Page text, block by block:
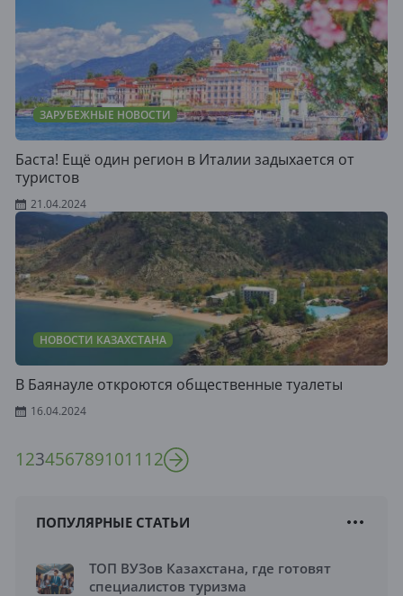
ЗАРУБЕЖНЫЕ НОВОСТИ
Баста! Ещё один регион в Италии задыхается от
туристов
21.04.2024
НОВОСТИ КАЗАХСТАНА
В Баянауле откроются общественные туалеты
16.04.2024
1234567891011 12
ПОПУЛЯРНЫЕ СТАТЬИ
ТОП ВУЗов Казахстана, где готовят
специалистов туризма